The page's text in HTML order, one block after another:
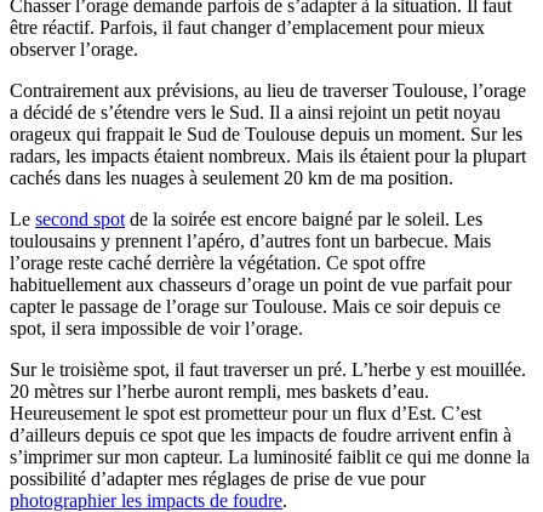
Chasser l’orage demande parfois de s’adapter à la situation. Il faut
être réactif. Parfois, il faut changer d’emplacement pour mieux
observer l’orage.
Contrairement aux prévisions, au lieu de traverser Toulouse, l’orage
a décidé de s’étendre vers le Sud. Il a ainsi rejoint un petit noyau
orageux qui frappait le Sud de Toulouse depuis un moment. Sur les
radars, les impacts étaient nombreux. Mais ils étaient pour la plupart
cachés dans les nuages à seulement 20 km de ma position.
Le second spot de la soirée est encore baigné par le soleil. Les
toulousains y prennent l’apéro, d’autres font un barbecue. Mais
l’orage reste caché derrière la végétation. Ce spot offre
habituellement aux chasseurs d’orage un point de vue parfait pour
capter le passage de l’orage sur Toulouse. Mais ce soir depuis ce
spot, il sera impossible de voir l’orage.
Sur le troisième spot, il faut traverser un pré. L’herbe y est mouillée.
20 mètres sur l’herbe auront rempli, mes baskets d’eau.
Heureusement le spot est prometteur pour un flux d’Est. C’est
d’ailleurs depuis ce spot que les impacts de foudre arrivent enfin à
s’imprimer sur mon capteur. La luminosité faiblit ce qui me donne la
possibilité d’adapter mes réglages de prise de vue pour
photographier les impacts de foudre.